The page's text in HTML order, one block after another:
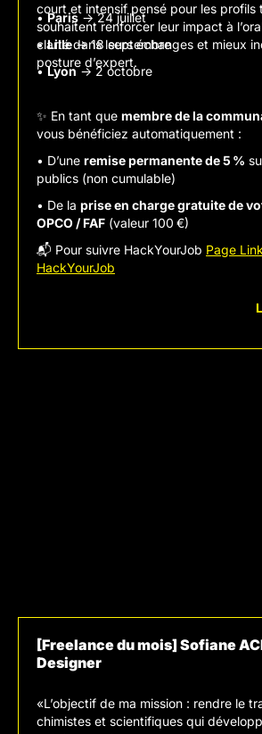
court et intensif pensé pour les profils
souhaitent renforcer leur impact à
clarté dans leurs échanges et mieux
posture d’expert.
•Paris→ 24 juillet
•Lille→ 18 septembre
•Lyon→ 2 octobre
✨ En tant que membre de la
vous bénéficiez automatiquement :
• D’une remise permanente de 5 %
publics (non cumulable)
• De la prise en charge gratuite de
OPCO / FAF (valeur 100 €)
📬 Pour suivre HackYourJob Page
HackYourJob
[Freelance du mois] Sofiane
Designer
«L’objectif de ma mission : rendre le
chimistes et scientifiques qui